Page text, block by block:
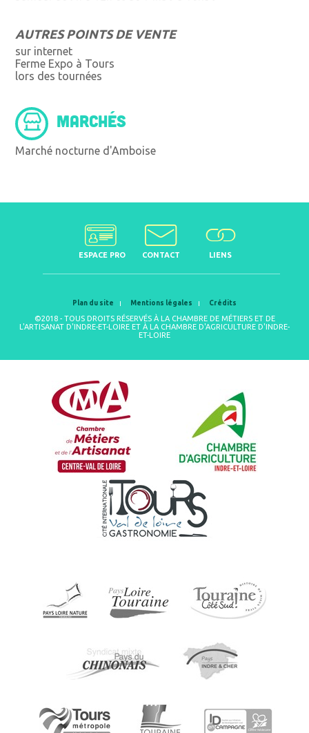
AUTRES POINTS DE VENTE
sur internet
Ferme Expo à Tours
lors des tournées
MARCHÉS
Marché nocturne d'Amboise
ESPACE PRO CONTACT LIENS
Plan du site Mentions légales Crédits
©2018 - TOUS DROITS RÉSERVÉS À LA CHAMBRE DE MÉTIERS ET DE
L'ARTISANAT D'INDRE-ET-LOIRE ET À LA CHAMBRE D'AGRICULTURE D'INDRE-
ET-LOIRE